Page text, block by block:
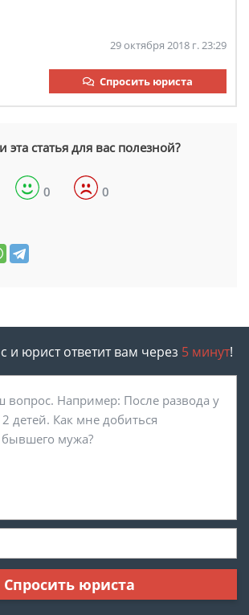
29 октября 2018 г. 23:29
Спросить юриста
эта статья для вас полезной?
0 0
и юрист ответит вам через 5 минут!
Спросить юриста